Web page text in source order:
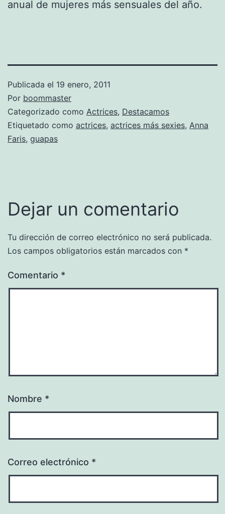
anual de mujeres más sensuales del año.
Publicada el 19 enero, 2011
Por boommaster
Categorizado como Actrices, Destacamos
Etiquetado como actrices, actrices más sexies, Anna
Faris, guapas
Dejar un comentario
Tu dirección de correo electrónico no será publicada.
Los campos obligatorios están marcados con *
Comentario *
Nombre *
Correo electrónico *